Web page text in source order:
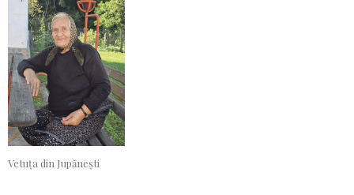
Vetuța din Jupănești